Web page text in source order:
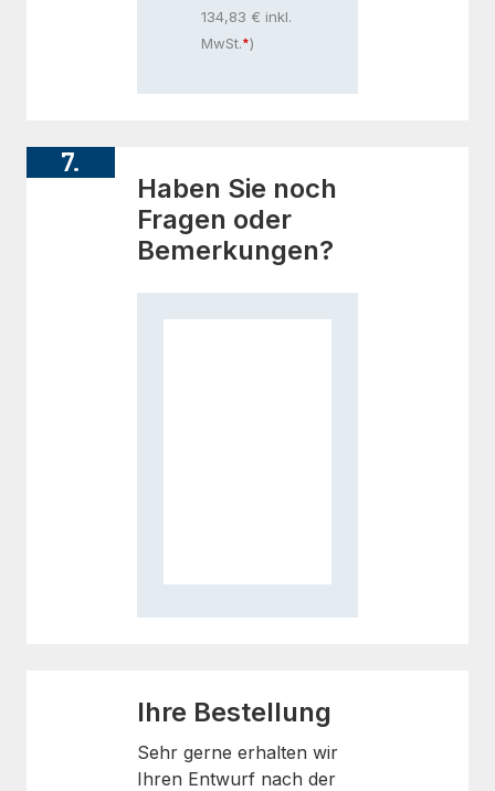
134,83 € inkl.
MwSt. )
7.
Haben Sie noch
Fragen oder
Bemerkungen?
Ihre Bestellung
Sehr gerne erhalten wir
Ihren Entwurf nach der